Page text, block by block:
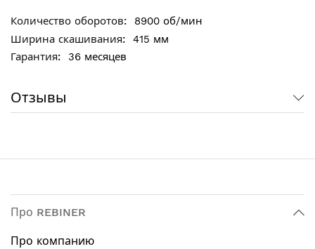
Ключевые особенности:
точной работы и максимального контроля над
инструментом
Выключатель зажигания с автовозвратом
подкладками - для продолжительной работы
без усталости
качественного скашивания
8900 об/мин
415 мм
36 месяцев
Отзывы
Про REBINER
Про компанию